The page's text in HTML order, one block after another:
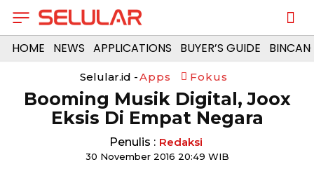
HOME NEWS APPLICATIONS BUYER’S GUIDE
Selular.id -Apps Fokus
Booming Musik Digital, Joox
Eksis Di Empat Negara
Penulis : Redaksi
30 November 2016 20:49 WIB